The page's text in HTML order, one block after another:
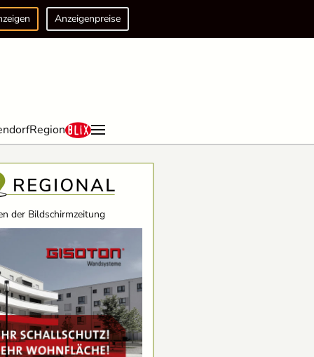
Anzeigenpreise
Region
der Bildschirmzeitung